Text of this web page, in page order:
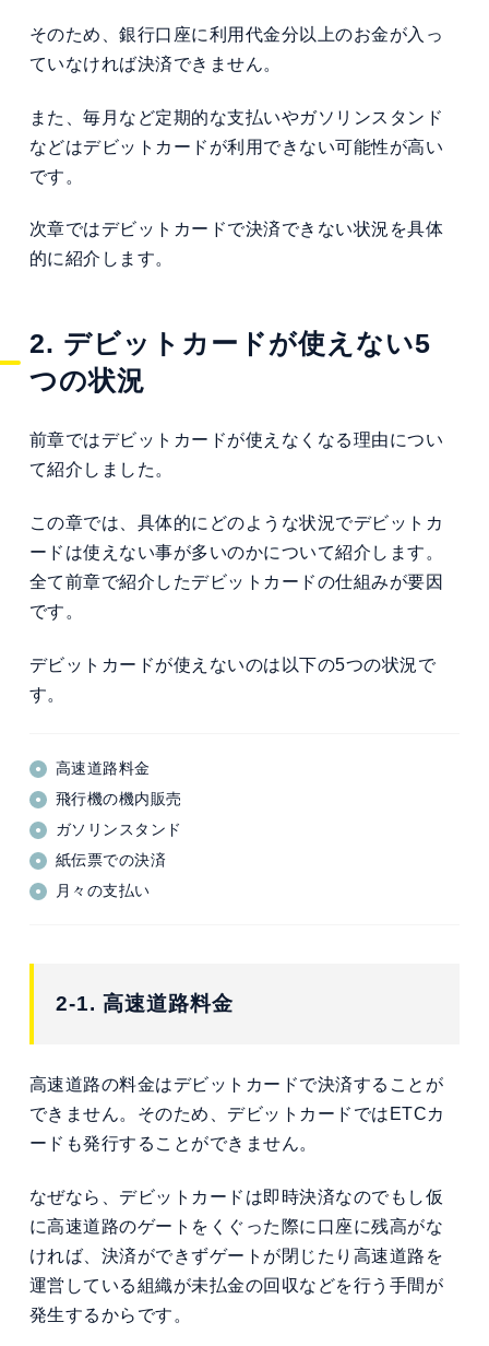
そのため、銀行口座に利用代金分以上のお金が入っ
ていなければ決済できません。
また、毎月など定期的な支払いやガソリンスタンド
などはデビットカードが利用できない可能性が高い
です。
次章ではデビットカードで決済できない状況を具体
的に紹介します。
2. デビットカードが使えない5
つの状況
前章ではデビットカードが使えなくなる理由につい
て紹介しました。
この章では、具体的にどのような状況でデビットカ
ードは使えない事が多いのかについて紹介します。
全て前章で紹介したデビットカードの仕組みが要因
です。
デビットカードが使えないのは以下の5つの状況で
す。
高速道路料金
飛行機の機内販売
ガソリンスタンド
紙伝票での決済
月々の支払い
2-1. 高速道路料金
高速道路の料金はデビットカードで決済することが
できません。そのため、デビットカードではETCカ
ードも発行することができません。
なぜなら、デビットカードは即時決済なのでもし仮
に高速道路のゲートをくぐった際に口座に残高がな
ければ、決済ができずゲートが閉じたり高速道路を
運営している組織が未払金の回収などを行う手間が
発生するからです。